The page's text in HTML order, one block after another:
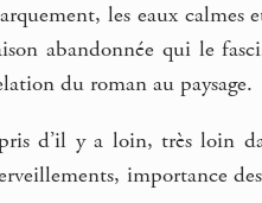
les eaux calmes
abandonnée qui le
du roman au paysage.
d’il y a loin, très loin
importance